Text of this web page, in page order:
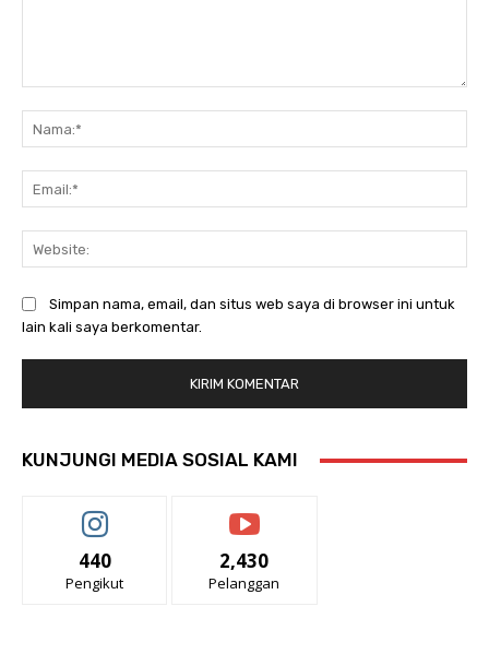
Simpan nama, email, dan situs web saya di browser ini untuk
lain kali saya berkomentar.
KUNJUNGI MEDIA SOSIAL KAMI
440
Pengikut
2,430
Pelanggan